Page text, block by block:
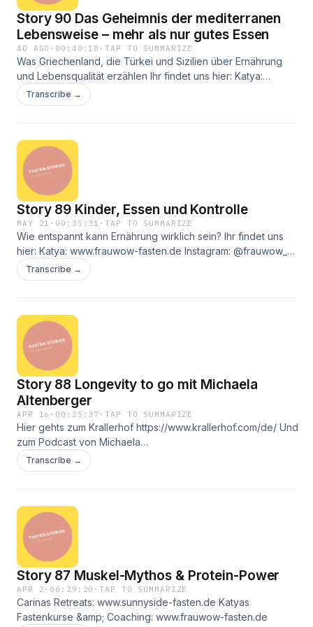
Story 90 Das Geheimnis der mediterranen
Lebensweise – mehr als nur gutes Essen
4D AGO · 00:40:18 ·TAP TO SUMMARIZE
Was Griechenland, die Türkei und Sizilien über Ernährung
und Lebensqualität erzählen Ihr findet uns hier: Katya:
www.frauwow-fasten.de Instagram: @frauwow_ Carina:
www.sunnyside-fasten.de Instagram:
Transcribe →
Story 89 Kinder, Essen und Kontrolle
MAY 21 · 00:35:31 ·TAP TO SUMMARIZE
Wie entspannt kann Ernährung wirklich sein? Ihr findet uns
hier: Katya: www.frauwow-fasten.de Instagram: @frauwow_
Carina: www.sunnyside-fasten.de Instagram:
@carina_sunnysidefasten
Transcribe →
Story 88 Longevity to go mit Michaela
Altenberger
APR 16 · 00:25:37 ·TAP TO SUMMARIZE
Hier gehts zum Krallerhof https://www.krallerhof.com/de/ Und
zum Podcast von Michaela
https://open.spotify.com/show/1ZdcS4LBXKwWtkFW3cZ6OH?
si=zuLC5R-fSg6Pg2gOFv2kUQ Hier gehts zum Sunnyside
Transcribe →
Story 87 Muskel-Mythos & Protein-Power
APR 2 · 00:29:20 ·TAP TO SUMMARIZE
Carinas Retreats: www.sunnyside-fasten.de Katyas
Fastenkurse &amp; Coaching: www.frauwow-fasten.de